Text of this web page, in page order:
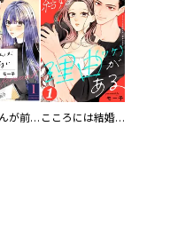
仲宗根くんが前を向かない こころには結婚しない理由がある